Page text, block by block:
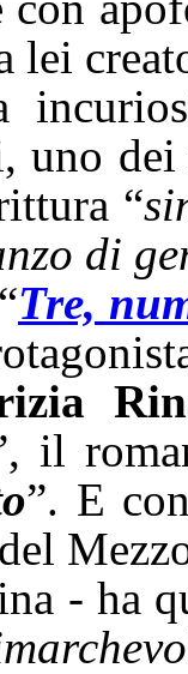
lei
uno
“
di
Tre,
il
”. E
- ha